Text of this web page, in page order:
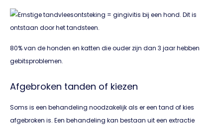
80% van de honden en katten die ouder zijn dan 3 jaar hebben
gebitsproblemen.
Afgebroken tanden of kiezen
Soms is een behandeling noodzakelijk als er een tand of kies
afgebroken is. Een behandeling kan bestaan uit een extractie